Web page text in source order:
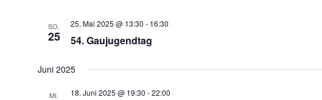
SO.
25
25. Mai 2025 @ 13:30 - 16:30
54. Gaujugendtag
Juni 2025
MI. 18. Juni 2025 @ 19:30 -22:00